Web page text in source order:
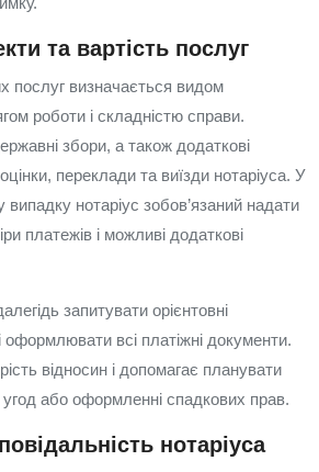
та вартість послуг
послуг визначається видом
роботи і складністю справи.
збори, а також додаткові
переклади та виїзди нотаріуса. У
нотаріус зобов’язаний надати
платежів і можливі додаткові
запитувати орієнтовні
оформлювати всі платіжні документи.
відносин і допомагає планувати
або оформленні спадкових прав.
нотаріуса